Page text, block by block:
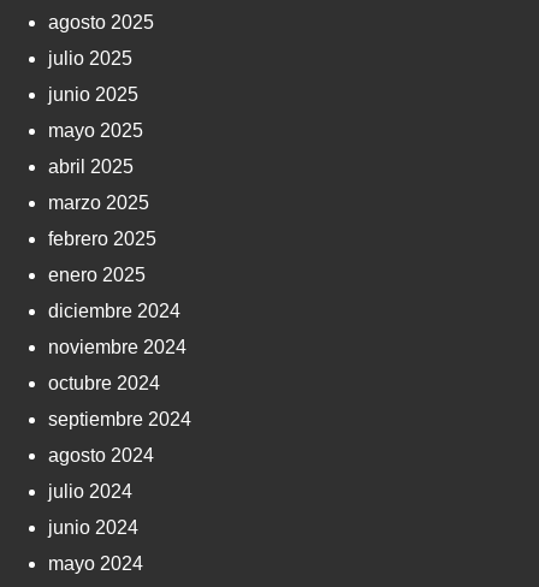
agosto 2025
julio 2025
junio 2025
mayo 2025
abril 2025
marzo 2025
febrero 2025
enero 2025
diciembre 2024
noviembre 2024
octubre 2024
septiembre 2024
agosto 2024
julio 2024
junio 2024
mayo 2024